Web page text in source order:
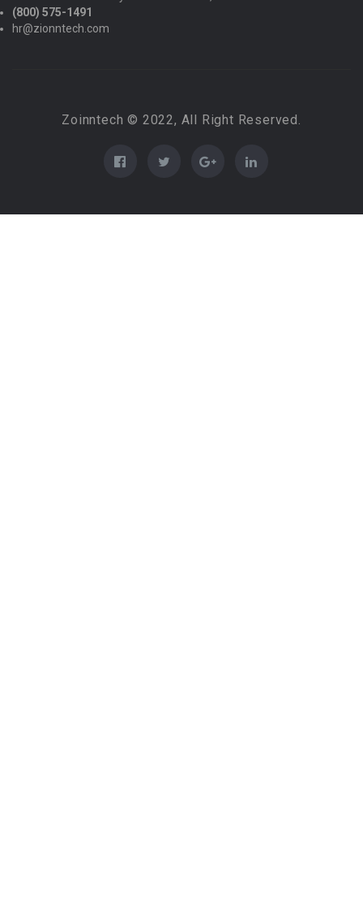
(800) 575-1491
hr@zionntech.com
Zoinntech © 2022, All Right Reserved.